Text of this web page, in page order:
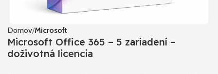
Domov Microsoft
Microsoft Office 365 – 5 zariadení –
doživotná licencia